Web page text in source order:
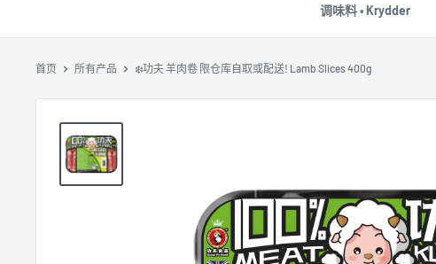
调味料 • Krydder
首页 所有产品 ❄️功夫 羊肉卷 限仓库自取或配送! Lamb Slices 400g